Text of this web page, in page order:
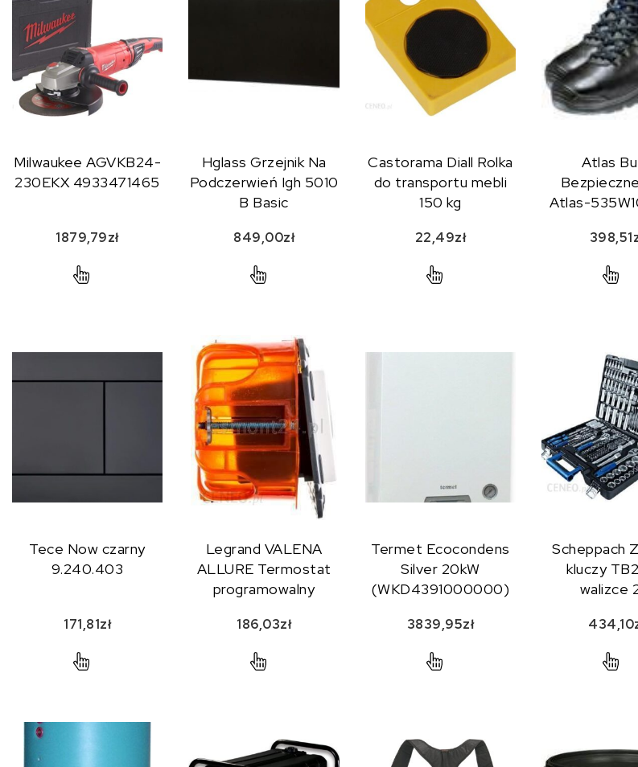
Milwaukee AGVKB24-
230EKX 4933471465
1879,79zł
Hglass Grzejnik Na
Podczerwień Igh 5010
B Basic
849,00zł
Castorama Diall Rolka
do transportu mebli
150 kg
22,49zł
Atlas
Atlas-
398,51
Tece Now czarny
9.240.403
171,81zł
Legrand VALENA
ALLURE Termostat
programowalny
186,03zł
Termet Ecocondens
Silver 20kW
(WKD4391000000)
3839,95zł
Scheppach
kluczy
walizce
434,10